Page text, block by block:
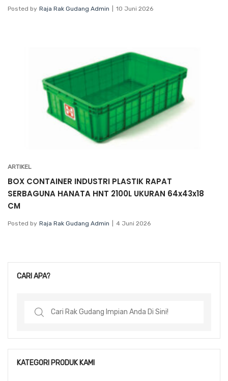
Posted by Raja Rak Gudang Admin 10 Juni 2026
ARTIKEL
BOX CONTAINER INDUSTRI PLASTIK RAPAT
SERBAGUNA HANATA HNT 2100L UKURAN 64x43x18
CM
Posted by Raja Rak Gudang Admin 4 Juni 2026
CARI APA?
Search
KATEGORI PRODUK KAMI